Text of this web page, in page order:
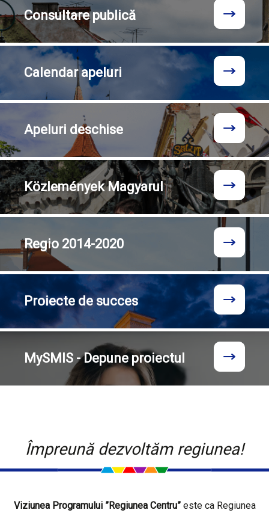
Consultarepublică
Calendarapeluri
Apeluri deschise
KözleményekMagyarul
Regio 2014-2020
Proiecte de succes
MySMIS - Depune proiectul
Împreună dezvoltăm regiunea!
Viziunea Programului ”Regiunea Centru”este ca Regiunea